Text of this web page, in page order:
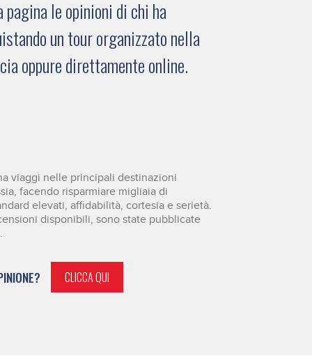
le opinioni di chi ha
un tour organizzato nella
oppure direttamente online.
viaggi nelle principali destinazioni
facendo risparmiare migliaia di
elevati, affidabilità, cortesia e serietà.
disponibili, sono state pubblicate
CLICCA QUI